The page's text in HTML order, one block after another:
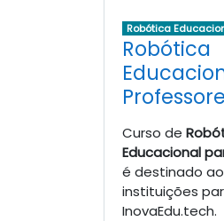
Robótica
Robótica
Curso de
Educacional
é destinado
instituições
InovaEdu.tech.